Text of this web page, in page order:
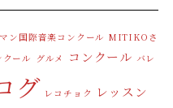
ン国際音楽コンクール MITIKOさ
ール グルメ コンクール バレ
グ レコチョク レッスン